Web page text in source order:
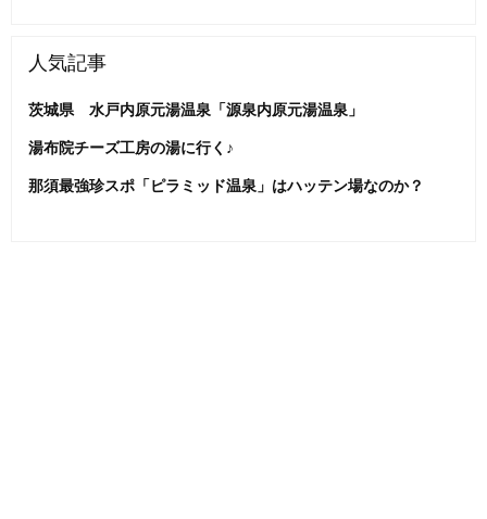
人気記事
茨城県 水戸内原元湯温泉「源泉内原元湯温泉」
湯布院チーズ工房の湯に行く♪
那須最強珍スポ「ピラミッド温泉」はハッテン場なのか？